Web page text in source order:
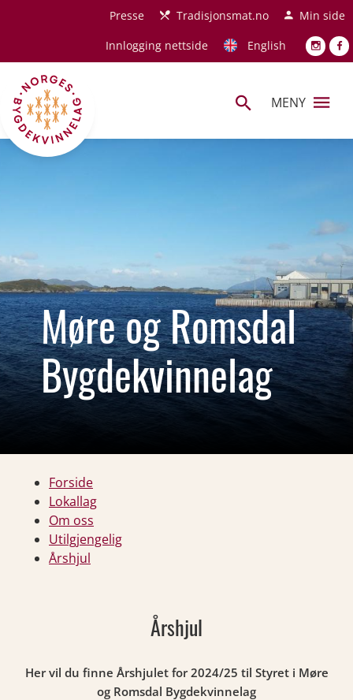
Hopp til hovedinnholdPresse Tradisjonsmat.no
Min side
Innlogging nettside
English
MENY
Møre og Romsdal
Bygdekvinnelag
Forside
Lokallag
Om oss
Utilgjengelig
Årshjul
Årshjul
Her vil du finne Årshjulet for 2024/25 til Styret i Møre
og Romsdal Bygdekvinnelag